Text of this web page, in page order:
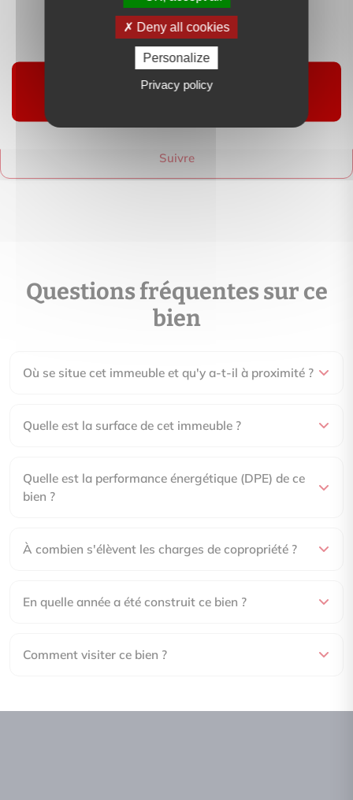
Suivre
Questions fréquentes sur ce
bien
Où se situe cet immeuble et qu'y a-t-il à proximité ?
Quelle est la surface de cet immeuble ?
Quelle est la performance énergétique (DPE) de ce
bien ?
À combien s'élèvent les charges de copropriété ?
En quelle année a été construit ce bien ?
Comment visiter ce bien ?
Deny all cookies
Personalize
Privacy policy